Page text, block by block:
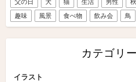
趣味
風景 食べ物 飲み会 鳥
カテゴリー
イラスト